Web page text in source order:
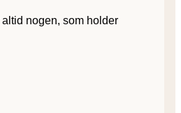
nogen, som holder